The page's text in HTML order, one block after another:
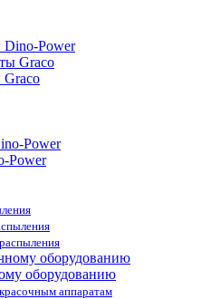
Dino-Power
Graco
Power
оборудованию
аппаратам